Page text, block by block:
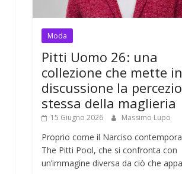
Moda
Pitti Uomo 26: una
collezione che mette in
discussione la
stessa della maglieria
15 Giugno 2026 Massimo Lupo
Proprio come il Narciso
The Pitti Pool, che si confronta con
un’immagine diversa da ciò che